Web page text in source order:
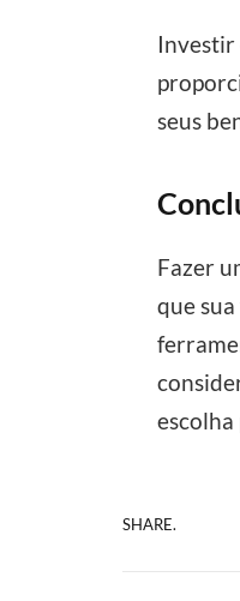
Investir
seus
Fazer
que
SHARE.